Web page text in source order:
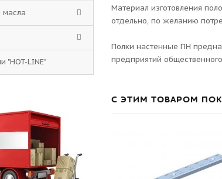
Материал изготовления
отдельно, по желанию
Полки настенные ПН
предприятий
С ЭТИМ ТОВАРОМ
масла
"HOT-LINE"